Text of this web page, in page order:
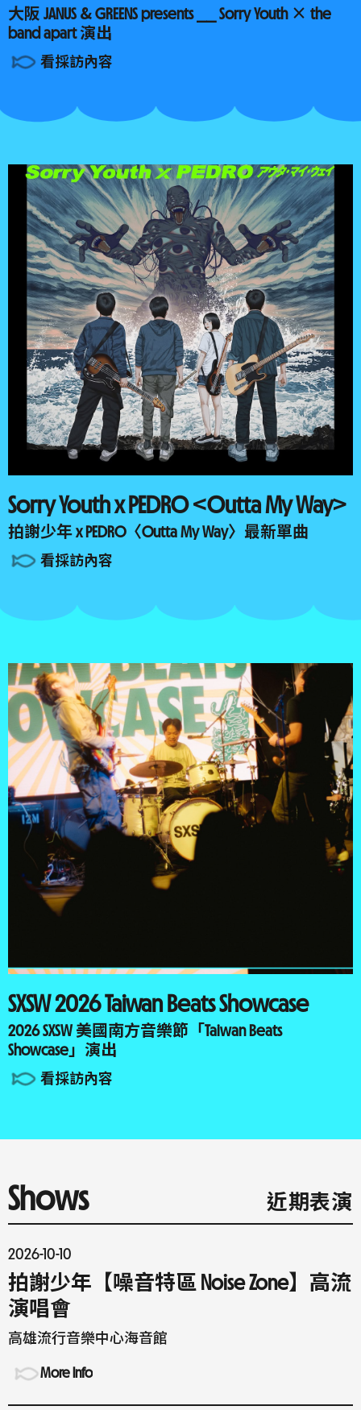
大阪 JANUS & GREENS presents ⎯⎯ Sorry Youth × the
band apart 演出
看採訪內容
Sorry Youth x PEDRO <Outta My Way>
拍謝少年 x PEDRO〈Outta My Way〉最新單曲
看採訪內容
SXSW 2026 Taiwan Beats Showcase
2026 SXSW 美國南方音樂節「Taiwan Beats
Showcase」演出
看採訪內容
Shows 近期表演
2026-10-10
拍謝少年【噪音特區 Noise Zone】高流
演唱會
高雄流行音樂中心海音館
More Info